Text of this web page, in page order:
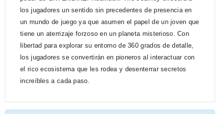
los jugadores un sentido sin precedentes de presencia en
un mundo de juego ya que asumen el papel de un joven que
tiene un aterrizaje forzoso en un planeta misterioso. Con
libertad para explorar su entorno de 360 grados de detalle,
los jugadores se convertirán en pioneros al interactuar con
el rico ecosistema que les rodea y desenterrar secretos
increíbles a cada paso.